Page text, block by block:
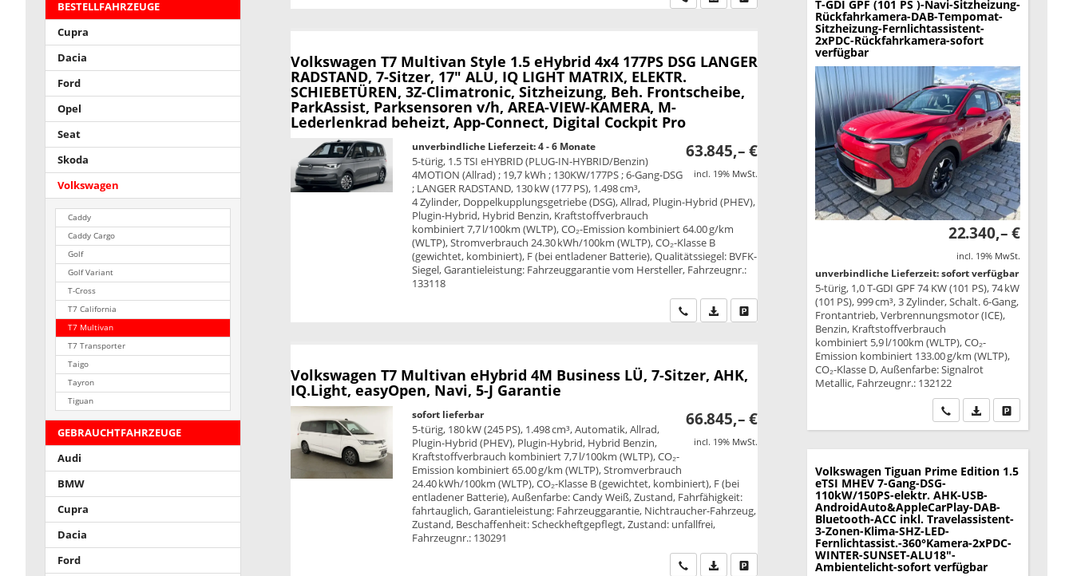
Volkswagen T7 Multivan Style 1.5 eHybrid 4x4 177PS DSG LANGER
RADSTAND, 7-Sitzer, 17" ALU, IQ LIGHT MATRIX, ELEKTR.
SCHIEBETÜREN, 3Z-Climatronic, Sitzheizung, Beh. Frontscheibe,
ParkAssist, Parksensoren v/h, AREA-VIEW-KAMERA, M-
Lederlenkrad beheizt, App-Connect, Digital Cockpit Pro
63.845,– €
incl. 19% MwSt.
unverbindliche Lieferzeit: 4 - 6 Monate
5-türig, 1.5 TSI eHYBRID (PLUG-IN-HYBRID/Benzin)
4MOTION (Allrad) ; 19,7 kWh ; 130KW/177PS ; 6-Gang-DSG
; LANGER RADSTAND, 130 kW (177 PS), 1.498 cm³,
4 Zylinder, Doppelkupplungsgetriebe (DSG), Allrad, Plugin-Hybrid (PHEV),
Plugin-Hybrid, Hybrid Benzin, Kraftstoffverbrauch
kombiniert 7,7 l/100km (WLTP), CO₂-Emission kombiniert 64.00 g/km
(WLTP), Stromverbrauch 24.30 kWh/100km (WLTP), CO₂-Klasse B
(gewichtet, kombiniert), F (bei entladener Batterie), Qualitätssiegel: BVFK-
Siegel, Garantieleistung: Fahrzeuggarantie vom Hersteller, Fahrzeugnr.:
133118
Wir rufen Sie anPDF-Datei, Fahrzeugexposé drucken
Drucken, parken oder vergleichen
Volkswagen T7 Multivan eHybrid 4M Business LÜ, 7-Sitzer, AHK,
IQ.Light, easyOpen, Navi, 5-J Garantie
66.845,– €
incl. 19% MwSt.
sofort lieferbar
5-türig, 180 kW (245 PS), 1.498 cm³, Automatik, Allrad,
Plugin-Hybrid (PHEV), Plugin-Hybrid, Hybrid Benzin,
Kraftstoffverbrauch kombiniert 7,7 l/100km (WLTP), CO₂-
Emission kombiniert 65.00 g/km (WLTP), Stromverbrauch
24.40 kWh/100km (WLTP), CO₂-Klasse B (gewichtet, kombiniert), F (bei
entladener Batterie), Außenfarbe: Candy Weiß, Zustand, Fahrfähigkeit:
fahrtauglich, Garantieleistung: Fahrzeuggarantie, Nichtraucher-Fahrzeug,
Zustand, Beschaffenheit: Scheckheftgepflegt, Zustand: unfallfrei,
Fahrzeugnr.: 130291
Wir rufen Sie anPDF-Datei, Fahrzeugexposé drucken
Drucken, parken oder vergleichen
BESTELLFAHRZEUGE
Cupra
Dacia
Ford
Opel
Seat
Skoda
Volkswagen
Caddy
Caddy Cargo
Golf
Golf Variant
T-Cross
T7 California
T7 Multivan
T7 Transporter
Taigo
Tayron
Tiguan
GEBRAUCHTFAHRZEUGE
Audi
BMW
Cupra
Dacia
Ford
T-GDI GPF (101 PS )-Navi-Sitzheizung-
Rückfahrkamera-DAB-Tempomat-
Sitzheizung-Fernlichtassistent-
2xPDC-Rückfahrkamera-sofort
verfügbar
22.340,– €
incl. 19% MwSt.
unverbindliche Lieferzeit: sofort verfügbar
5-türig, 1,0 T-GDI GPF 74 KW (101 PS), 74 kW
(101 PS), 999 cm³, 3 Zylinder, Schalt. 6-Gang,
Frontantrieb, Verbrennungsmotor (ICE),
Benzin, Kraftstoffverbrauch
kombiniert 5,9 l/100km (WLTP), CO₂-
Emission kombiniert 133.00 g/km (WLTP),
CO₂-Klasse D, Außenfarbe: Signalrot
Metallic, Fahrzeugnr.: 132122
Wir rufen Sie an
PDF-Datei,Drucken,
Volkswagen Tiguan Prime Edition 1.5
eTSI MHEV 7-Gang-DSG-
110kW/150PS-elektr. AHK-USB-
AndroidAuto&AppleCarPlay-DAB-
Bluetooth-ACC inkl. Travelassistent-
3-Zonen-Klima-SHZ-LED-
Fernlichtassist.-360°Kamera-2xPDC-
WINTER-SUNSET-ALU18"-
Ambientelicht-sofort verfügbar